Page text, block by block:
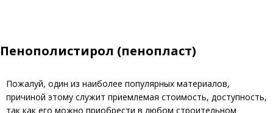
Пенополистирол (пенопласт)
Пожалуй, один из наиболее популярных материалов,
причиной этому служит приемлемая стоимость, доступность,
так как его можно приобрести в любом строительном